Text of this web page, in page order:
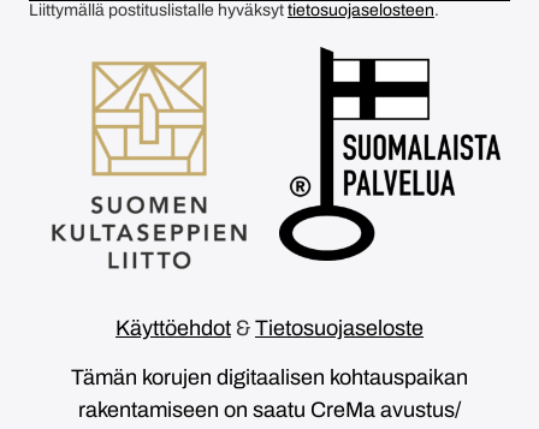
Liittymällä postituslistalle hyväksyt tietosuojaselosteen.
Käyttöehdot & Tietosuojaseloste
Tämän korujen digitaalisen kohtauspaikan
rakentamiseen on saatu CreMa avustus/